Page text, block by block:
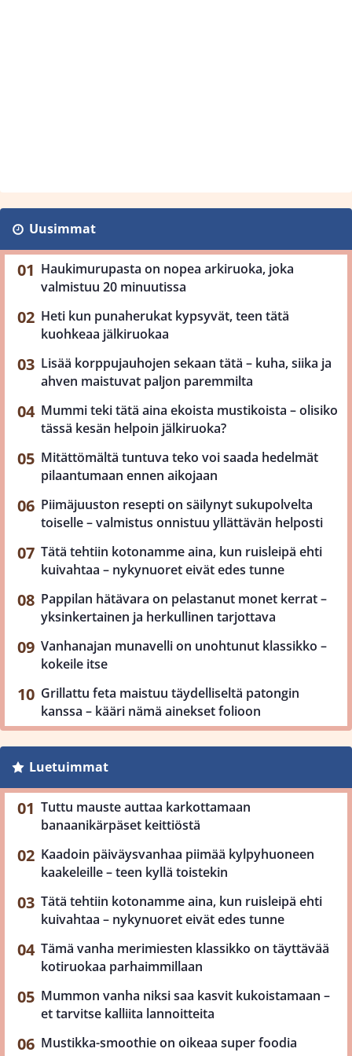
Uusimmat
Haukimurupasta on nopea arkiruoka, joka
valmistuu 20 minuutissa
Heti kun punaherukat kypsyvät, teen tätä
kuohkeaa jälkiruokaa
Lisää korppujauhojen sekaan tätä – kuha, siika ja
ahven maistuvat paljon paremmilta
Mummi teki tätä aina ekoista mustikoista – olisiko
tässä kesän helpoin jälkiruoka?
Mitättömältä tuntuva teko voi saada hedelmät
pilaantumaan ennen aikojaan
Piimäjuuston resepti on säilynyt sukupolvelta
toiselle – valmistus onnistuu yllättävän helposti
Tätä tehtiin kotonamme aina, kun ruisleipä ehti
kuivahtaa – nykynuoret eivät edes tunne
Pappilan hätävara on pelastanut monet kerrat –
yksinkertainen ja herkullinen tarjottava
Vanhanajan munavelli on unohtunut klassikko –
kokeile itse
Grillattu feta maistuu täydelliseltä patongin
kanssa – kääri nämä ainekset folioon
Luetuimmat
Tuttu mauste auttaa karkottamaan
banaanikärpäset keittiöstä
Kaadoin päiväysvanhaa piimää kylpyhuoneen
kaakeleille – teen kyllä toistekin
Tätä tehtiin kotonamme aina, kun ruisleipä ehti
kuivahtaa – nykynuoret eivät edes tunne
Tämä vanha merimiesten klassikko on täyttävää
kotiruokaa parhaimmillaan
Mummon vanha niksi saa kasvit kukoistamaan –
et tarvitse kalliita lannoitteita
Mustikka-smoothie on oikeaa super foodia